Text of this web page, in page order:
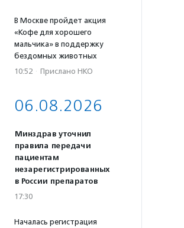
В Москве пройдет акция
«Кофе для хорошего
мальчика» в поддержку
бездомных животных
10:52 · Прислано НКО
06.08.2026
Минздрав уточнил
правила передачи
пациентам
незарегистрированных
в России препаратов
17:30
Началась регистрация